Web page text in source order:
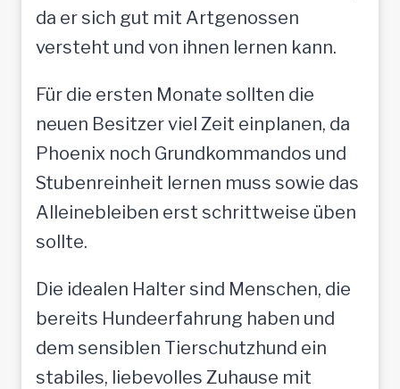
da er sich gut mit Artgenossen
versteht und von ihnen lernen kann.
Für die ersten Monate sollten die
neuen Besitzer viel Zeit einplanen, da
Phoenix noch Grundkommandos und
Stubenreinheit lernen muss sowie das
Alleinebleiben erst schrittweise üben
sollte.
Die idealen Halter sind Menschen, die
bereits Hundeerfahrung haben und
dem sensiblen Tierschutzhund ein
stabiles, liebevolles Zuhause mit